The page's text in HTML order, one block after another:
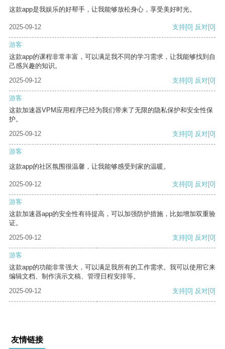
这款app是我娱乐的好帮手，让我能够放松身心，享受美好时光。
2025-09-12 支持[0] 反对[0]
游客
这款app的课程非常丰富，可以满足我不同的学习需求，让我能够找到自
己感兴趣的知识。
2025-09-12
支持[0] 反对[0]
游客
这款加速器VPM应用程序已经为我们带来了无限的隐私保护和安全性保
护。
2025-09-12
支持[0] 反对[0]
游客
这款app的社区氛围很温馨，让我能够感受到家的温暖。
2025-09-12 支持[0] 反对[0]
游客
这款加速器app的安全性有待提高，可以加强防护措施，比如增加双重验
证。
2025-09-12
支持[0] 反对[0]
游客
这款app的功能非常强大，可以满足我所有的工作需求。我可以使用它来
编辑文档、制作演示文稿、管理日程安排等。
2025-09-12
支持[0] 反对[0]
友情链接